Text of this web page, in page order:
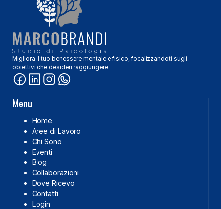
Migliora il tuo benessere mentale e fisico, focalizzandoti sugli
obiettivi che desideri raggiungere.
Menu
Home
Aree di Lavoro
Chi Sono
Eventi
Blog
Collaborazioni
Dove Ricevo
Contatti
Login